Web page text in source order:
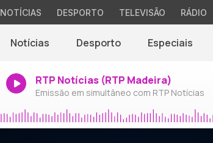
NOTÍCIAS DESPORTO TELEVISÃO RÁDIO
Notícias Desporto Especiais
RTP Notícias (RTP Madeira)
Emissão em simultâneo com RTP Notícias